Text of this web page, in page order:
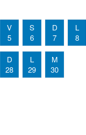
V
5
S
6
D
7
L
8
D
28
L
29
M
30